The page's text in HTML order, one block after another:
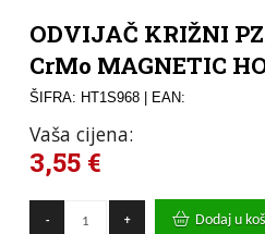
ODVIJAČ KRIŽNI
CrMo MAGNETIC
ŠIFRA: HT1S968| EAN:
Vaša cijena:
3,55 €
-
KRIŽNI
+ Dodaj u